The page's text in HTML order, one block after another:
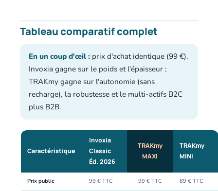
Tableau comparatif complet
En un coup d'œil : prix d'achat identique (99 €).
Invoxia gagne sur le poids et l'épaisseur ;
TRAKmy gagne sur l'autonomie (sans
recharge), la robustesse et le multi-actifs B2C
plus B2B.
Caractéristique
Invoxia
Classic
Éd. 2026
TRAKmy
MAXI
TRAKmy
MINI
Prix public 99 € TTC 99 € TTC 89 € TTC